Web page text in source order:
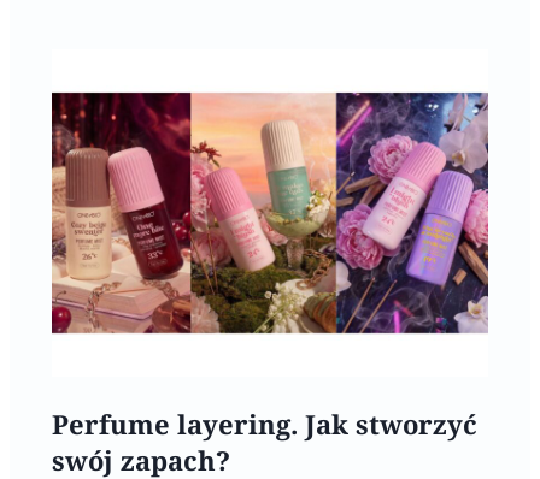
Perfume layering. Jak stworzyć
swój zapach?